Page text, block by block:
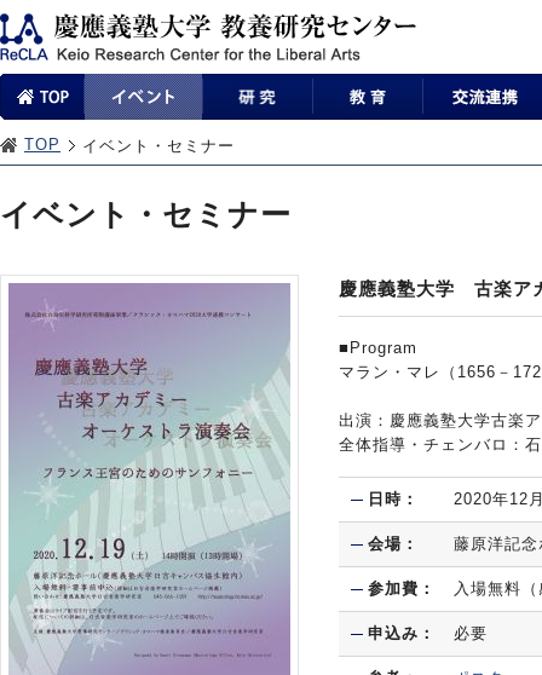
TOP イベント・セミナー
イベント・セミナー
慶應義塾大学 古楽ア
■Program
マラン・マレ（1656－
出演：慶應義塾大学古楽
全体指導・チェンバロ：
日時： 2020年12
会場： 藤原洋記
参加費： 入場無料
申込み： 必要